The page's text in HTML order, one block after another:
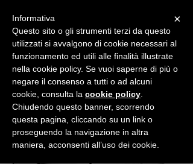
×
Informativa
Questo sito o gli strumenti terzi da questo
utilizzati si avvalgono di cookie necessari al
funzionamento ed utili alle finalità illustrate
nella cookie policy. Se vuoi saperne di più o
negare il consenso a tutti o ad alcuni
cookie, consulta la cookie policy
Chiudendo questo banner, scorrendo
questa pagina, cliccando su un link o
proseguendo la navigazione in altra
maniera, acconsenti all’uso dei cookie.